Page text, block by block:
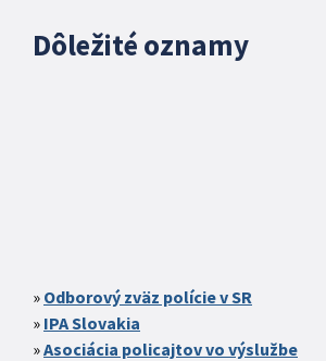
Dôležité oznamy
Odborový zväz polície v SR
IPA Slovakia
Asociácia policajtov vo výslužbe